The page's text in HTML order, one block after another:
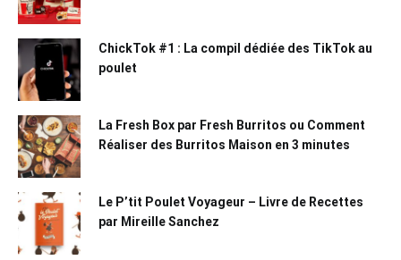
ChickTok #1 : La compil dédiée des TikTok au
poulet
La Fresh Box par Fresh Burritos ou Comment
Réaliser des Burritos Maison en 3 minutes
Le P’tit Poulet Voyageur – Livre de Recettes
par Mireille Sanchez